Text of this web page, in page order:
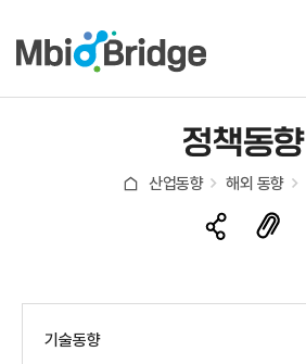
정책동향
산업동향 해외 동향
기술동향